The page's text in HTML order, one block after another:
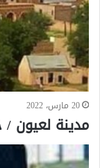
20 مارس، 2022
مدينة لعيون /